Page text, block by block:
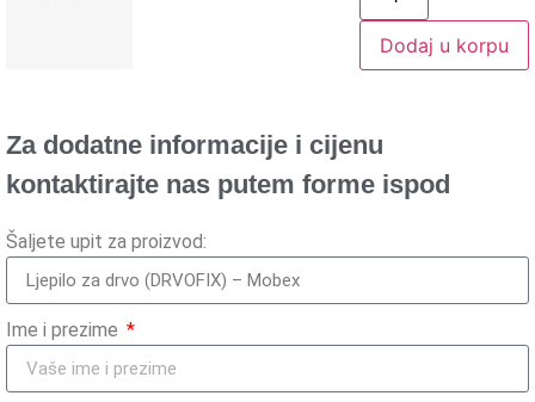
Dodaj u korpu
Za dodatne informacije i cijenu
kontaktirajte nas putem forme ispod
Šaljete upit za proizvod:
Ime i prezime